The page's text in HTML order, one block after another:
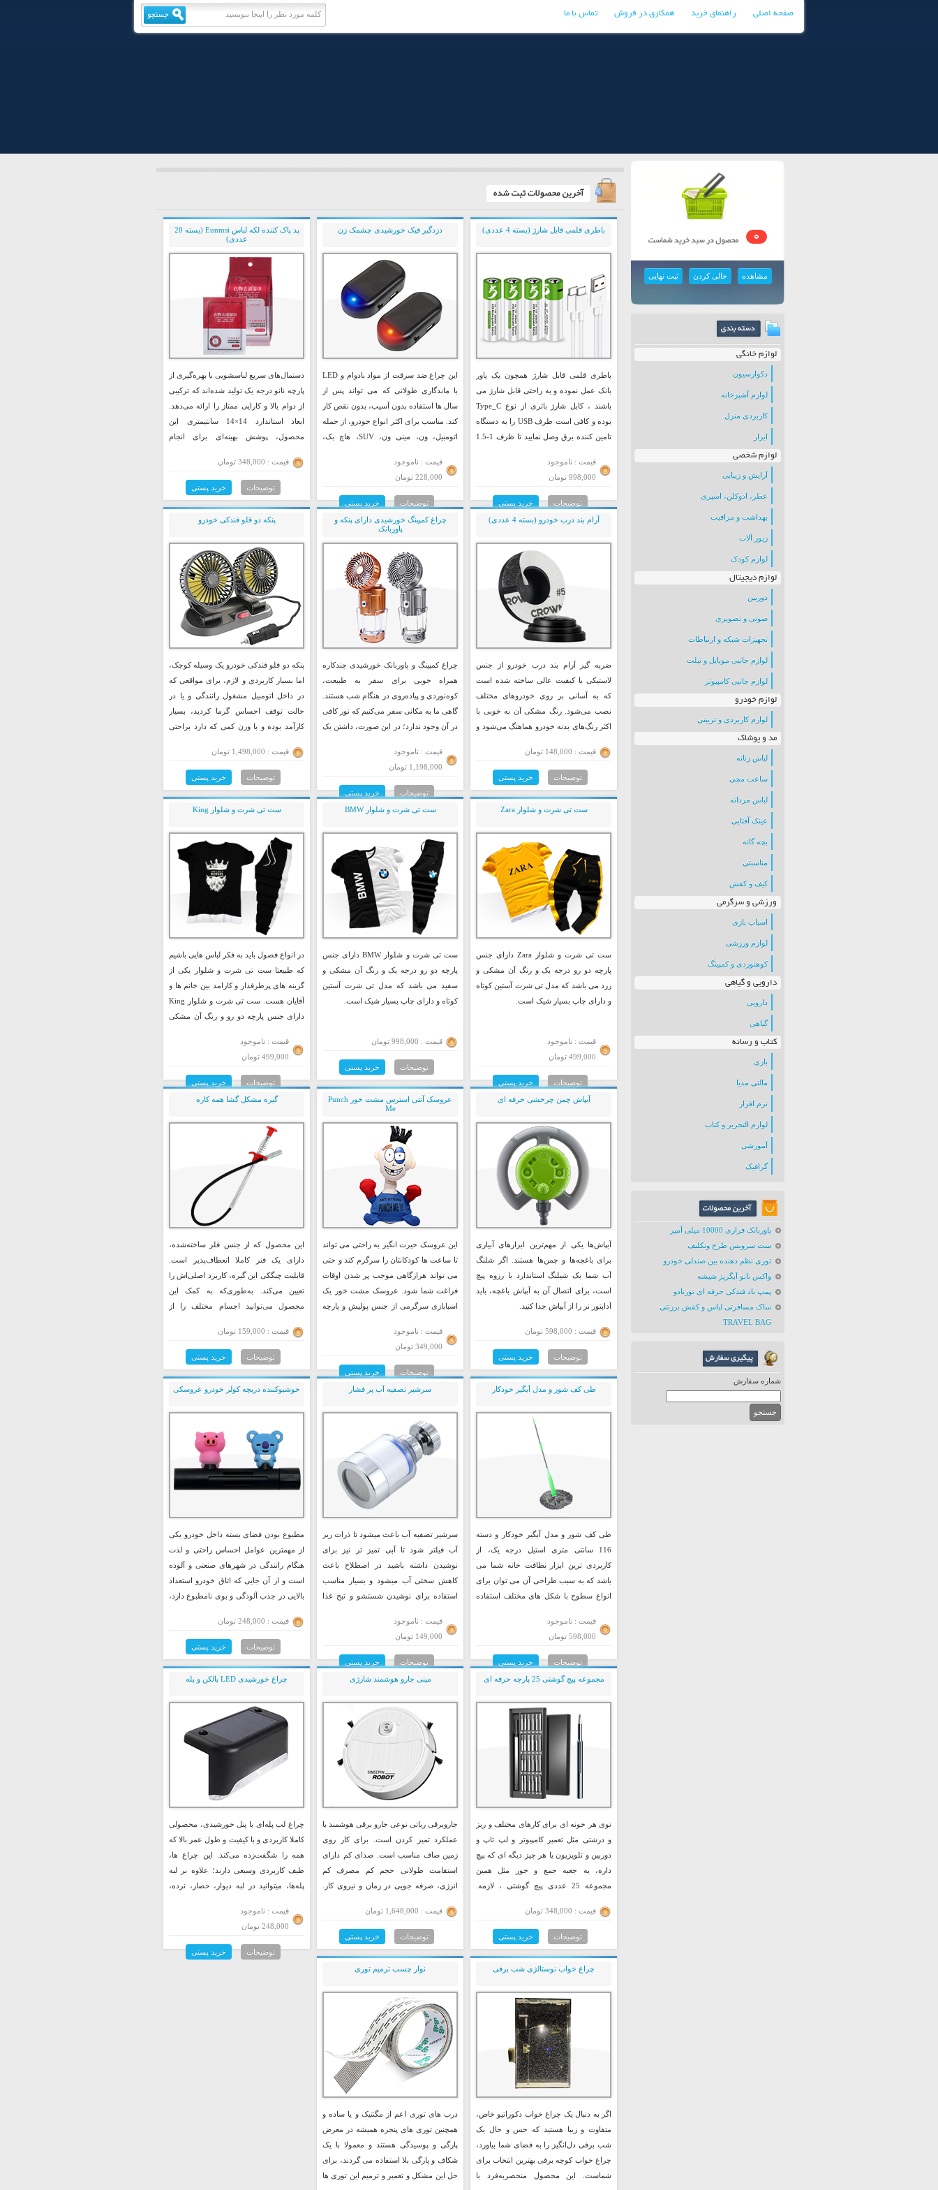
صفحه اصلی راهنمای خرید همکاری در فروش تماس با ما
0
مشاهده خالی کردن ثبت نهایی
لوازم خانگی
دکوارسیون
لوازم آشپزخانه
کاربردی منزل
ابزار
لوازم شخصی
آرایش و زیبایی
عطر، ادوکلن، اسپری
بهداشت و مراقبت
زیور آلات
لوازم کودک
لوازم دیجیتال
دوربین
صوتی و تصویری
تجهیزات شبکه و ارتباطات
لوازم جانبی موبایل و تبلت
لوازم جانبی کامپیوتر
لوازم خودرو
لوازم کاربردی و تزیینی
مد و پوشاک
لباس زنانه
ساعت مچی
لباس مردانه
عینک آفتابی
بچه گانه
مناسبتی
کیف و کفش
ورزشی و سرگرمی
اسباب بازی
لوازم ورزشی
کوهنوردی و کمپینگ
دارویی و گیاهی
دارویی
گیاهی
کتاب و رسانه
بازی
مالتی مدیا
نرم افزار
لوازم التحریر و کتاب
آموزشی
گرافیک
پاوربانک فراری 10000 میلی آمپر
ست سرویس طرح ونکلیف
توری نظم دهنده بین صندلی خودرو
واکس نانو آبگریز شیشه
پمپ باد فندکی حرفه ای تورنادو
ساک مسافرتی لباس و کفش برزنتی
TRAVEL BAG
شماره سفارش
باطری قلمی قابل شارژ (بسته 4 عددی)
باطری قلمی قابل شارژ همچون یک پاور
بانک عمل نموده و به راحتی قابل شارژ می
باشند ، کابل شارژ باتری از نوع Type_C
بوده و کافی است طرف USB را به دستگاه
تامین کننده برق وصل نمایید تا ظرف 1-1.5
قابلیت ۱۲۰۰ مرتبه شارژ از طول عمر بلند
مدتی برخوردارند .
قیمت : ناموجود
998,000 تومان
توضیحات خرید پستی
دزدگیر فیک خورشیدی چشمک زن
این چراغ ضد سرقت از مواد بادوام و LED
با ماندگاری طولانی که می تواند پس از
سال ها استفاده بدون آسیب، بدون نقص کار
کند. مناسب برای اکثر انواع خودرو، از جمله
اتومبیل، ون، مینی ون، SUV، هاچ بک،
قیمت : ناموجود
228,000 تومان
توضیحات خرید پستی
پد پاک کننده لکه لباس Eunmsi (بسته 20
عددی)
دستمال‌های سریع لباسشویی با بهره‌گیری از
پارچه نانو درجه یک تولید شده‌اند که ترکیبی
از دوام بالا و کارایی ممتاز را ارائه می‌دهد.
ابعاد استاندارد 14×14 سانتیمتری این
محصول، پوشش بهینه‌ای برای انجام
حفظ پاکیزگی البسه را برای مدت زمان
طولانی فراهم می‌نماید.
قیمت : 348,000 تومان
توضیحات خرید پستی
آرام بند درب خودرو (بسته 4 عددی)
ضربه گیر آرام بند درب خودرو از جنس
لاستیکی با کیفیت عالی ساخته شده است
که به آسانی بر روی خودروهای مختلف
نصب می‌شود. رنگ مشکی آن به خوبی با
اکثر رنگ‌های بدنه خودرو هماهنگ می‌شود و
می‌بخشد.
قیمت : 148,000 تومان
توضیحات خرید پستی
چراغ کمپینگ خورشیدی دارای پنکه و
پاوربانک
چراغ کمپینگ و پاوربانک خورشیدی چندکاره
همراه خوبی برای سفر به طبیعت،
کوه‌نوردی و پیاده‌روی در هنگام شب هستند.
گاهی ما به مکانی سفر می‌کنیم که نور کافی
در آن وجود ندارد؛ در این صورت، داشتن یک
می‌رسد.
قیمت : ناموجود
1,198,000 تومان
توضیحات خرید پستی
پنکه دو قلو فندکی خودرو
پنکه دو قلو فندکی خودرو یک وسیله کوچک،
اما بسیار کاربردی و لازم، برای مواقعی که
در داخل اتومبیل مشغول رانندگی و یا در
حالت توقف احساس گرما کردید، بسیار
کارآمد بوده و با وزن کمی که دارد براحتی
قیمت : 1,498,000 تومان
توضیحات خرید پستی
ست تی شرت و شلوار Zara
ست تی شرت و شلوار Zara دارای جنس
پارچه دو رو درجه یک و رنگ آن مشکی و
زرد می باشد که مدل تی شرت آستین کوتاه
و دارای چاپ بسیار شیک است.
قیمت : ناموجود
499,000 تومان
توضیحات خرید پستی
ست تی شرت و شلوار BMW
ست تی شرت و شلوار BMW دارای جنس
پارچه دو رو درجه یک و رنگ آن مشکی و
سفید می باشد که مدل تی شرت آستین
کوتاه و دارای چاپ بسیار شیک است.
قیمت : 998,000 تومان
توضیحات خرید پستی
ست تی شرت و شلوار King
در انواع فصول باید به فکر لباس هایی باشیم
که طبیعتا ست تی شرت و شلوار یکی از
گزینه های پرطرفدار و کارامد بین خانم ها و
آقایان هست. ست تی شرت و شلوار King
دارای جنس پارچه دو رو و رنگ آن مشکی
قیمت : ناموجود
499,000 تومان
توضیحات
خرید پستی
آبپاش چمن چرخشی حرفه ای
آبپاش‌ها یکی از مهم‌ترین ابزارهای آبیاری
برای باغچه‌ها و چمن‌ها هستند. اگر شلنگ
آب شما یک شیلنگ استاندارد با رزوه پیچ
است، برای اتصال آن به آبپاش باغچه، باید
آداپتور نر را از آبپاش جدا کنید.
قیمت : 598,000 تومان
توضیحات خرید پستی
عروسک آنتی استرس مشت خور Punch
Me
این عروسک حیرت انگیز به راحتی می تواند
تا ساعت ها کودکانتان را سرگرم کند و حتی
می تواند هرازگاهی موجب پر شدن اوقات
فراغت شما شود. عروسک مشت خور یک
اسبابازی سرگرمی از جنس پولیش و پارچه
قیمت : ناموجود
349,000 تومان
توضیحات خرید پستی
گیره مشکل گشا همه کاره
این محصول که از جنس فلز ساخته‌شده،
دارای یک فنر کاملا انعطاف‌پذیر است.
قابلیت چنگکی این گیره، کاربرد اصلی‌اش را
تعیین می‌کند. به‌طوری‌که به کمک این
محصول می‌توانید اجسام مختلف را از
قیمت : 159,000 تومان
توضیحات خرید پستی
طی کف شور و مدل آبگیر خودکار
طی کف شور و مدل آبگیر خودکار و دسته
116 سانتی متری استیل درجه یک، از
کاربردی ترین ابزار نظافت خانه شما می
باشد که به سبب طراحی آن می توان برای
انواع سطوح با شکل های مختلف استفاده
صاف، از جمله کاشی، چوب، چوب سخت،
لمینت، بتون، کف سنگ و پنجره های شیشه
ای مناسب است.
قیمت : ناموجود
598,000 تومان
توضیحات خرید پستی
سرشیر تصفیه آب پر فشار
سرشیر تصفیه آب باعث میشود تا ذرات ریز
آب فیلتر شود تا آبی تمیز تر نیز برای
نوشیدن داشته باشید در اصطلاح باعث
کاهش سختی آب میشود و بسیار مناسب
استفاده برای نوشیدن شستشو و تبخ غذا
قیمت : ناموجود
149,000 تومان
توضیحات خرید پستی
خوشبوکننده دریچه کولر خودرو عروسکی
مطبوع بودن فضای بسته داخل خودرو یکی
از مهمترین عوامل احساس راحتی و لذت
هنگام رانندگی در شهرهای صنعتی و آلوده
است و از آن جایی که اتاق خودرو استعداد
بالایی در جذب آلودگی و بوی نامطبوع دارد،
قیمت : 248,000 تومان
توضیحات خرید پستی
مجموعه پیچ گوشتی 25 پارچه حرفه ای
توی هر خونه ای برای کارهای مختلف و ریز
و درشتی مثل تعمیر کامپیوتر و لپ تاپ و
دوربین و تلویزیون یا هر چیز دیگه ای که پیچ
داره، یه جعبه جمع و جور مثل همین
مجموعه 25 عددی پیچ گوشتی ، لازمه.
مدل های متنوع هست که برای انواع و
اقسام تعمیرات کاربرد داره.
قیمت : 348,000 تومان
توضیحات خرید پستی
مینی جارو هوشمند شارژی
جاروبرقی رباتی نوعی جارو برقی هوشمند با
عملکرد تمیز کردن است. برای کار روی
زمین صاف مناسب است. صدای کم دارای
استقامت طولانی حجم کم مصرف کم
انرژی، صرفه جویی در زمان و نیروی کار.
کند.
قیمت : 1,648,000 تومان
توضیحات خرید پستی
چراغ خورشیدی LED بالکن و پله
چراغ لب پله‌ای با پنل خورشیدی، محصولی
کاملا کاربردی و با کیفیت و طول عمر بالا که
همه را شگفت‌زده می‌کند. این چراغ ها،
طیف کاربردی وسیعی دارند؛ علاوه بر لبه
پله‌ها، میتوانید در لبه دیوار، حصار، نرده،
قیمت : ناموجود
248,000 تومان
توضیحات
خرید پستی
چراغ خواب نوستالژی شب برفی
اگر به دنبال یک چراغ خواب دکوراتیو خاص،
متفاوت و زیبا هستید که حس و حال یک
شب برفی دل‌انگیز را به فضای شما بیاورد،
چراغ خواب کوچه برفی بهترین انتخاب برای
شماست. این محصول منحصربه‌فرد با
نوار چسب ترمیم توری
درب های توری اعم از مگنتیک و یا ساده و
همچنین توری های پنجره همیشه در معرض
پارگی و پوسیدگی هستند و معمولا با یک
شکاف و پارگی بلا استفاده می گردند، برای
حل این مشکل و تعمیر و ترمیم این توری ها